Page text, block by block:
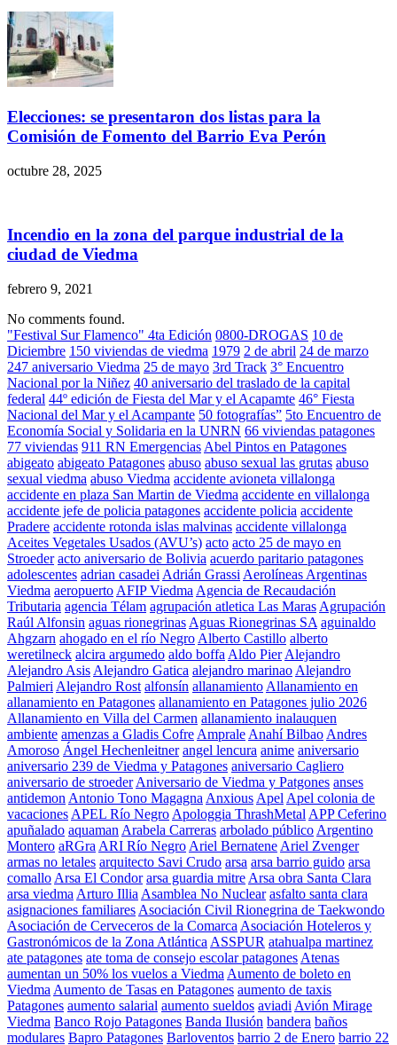
Elecciones: se presentaron dos listas para la
Comisión de Fomento del Barrio Eva Perón
octubre 28, 2025
Incendio en la zona del parque industrial de la
ciudad de Viedma
febrero 9, 2021
No comments found.
"Festival Sur Flamenco" 4ta Edición 0800-DROGAS 10 de
Diciembre 150 viviendas de viedma 1979 2 de abril 24 de marzo
247 aniversario Viedma 25 de mayo 3rd Track 3° Encuentro
Nacional por la Niñez 40 aniversario del traslado de la capital
federal 44º edición de Fiesta del Mar y el Acapamte 46° Fiesta
Nacional del Mar y el Acampante 50 fotografías” 5to Encuentro de
Economía Social y Solidaria en la UNRN 66 viviendas patagones
77 viviendas 911 RN Emergencias Abel Pintos en Patagones
abigeato abigeato Patagones abuso abuso sexual las grutas abuso
sexual viedma abuso Viedma accidente avioneta villalonga
accidente en plaza San Martin de Viedma accidente en villalonga
accidente jefe de policia patagones accidente policia accidente
Pradere accidente rotonda islas malvinas accidente villalonga
Aceites Vegetales Usados (AVU’s) acto acto 25 de mayo en
Stroeder acto aniversario de Bolivia acuerdo paritario patagones
adolescentes adrian casadei Adrián Grassi Aerolíneas Argentinas
Viedma aeropuerto AFIP Viedma Agencia de Recaudación
Tributaria agencia Télam agrupación atletica Las Maras Agrupación
Raúl Alfonsin aguas rionegrinas Aguas Rionegrinas SA aguinaldo
Ahgzarn ahogado en el río Negro Alberto Castillo alberto
weretilneck alcira argumedo aldo boffa Aldo Pier Alejandro
Alejandro Asis Alejandro Gatica alejandro marinao Alejandro
Palmieri Alejandro Rost alfonsín allanamiento Allanamiento en
allanamiento en Patagones allanamiento en Patagones julio 2026
Allanamiento en Villa del Carmen allanamiento inalauquen
ambiente amenzas a Gladis Cofre Amprale Anahí Bilbao Andres
Amoroso Ángel Hechenleitner angel lencura anime aniversario
aniversario 239 de Viedma y Patagones aniversario Cagliero
aniversario de stroeder Aniversario de Viedma y Patgones anses
antidemon Antonio Tono Magagna Anxious Apel Apel colonia de
vacaciones APEL Río Negro Apologgia ThrashMetal APP Ceferino
apuñalado aquaman Arabela Carreras arbolado público Argentino
Montero aRGra ARI Río Negro Ariel Bernatene Ariel Zvenger
armas no letales arquitecto Savi Crudo arsa arsa barrio guido arsa
comallo Arsa El Condor arsa guardia mitre Arsa obra Santa Clara
arsa viedma Arturo Illia Asamblea No Nuclear asfalto santa clara
asignaciones familiares Asociación Civil Rionegrina de Taekwondo
Asociación de Cerveceros de la Comarca Asociación Hoteleros y
Gastronómicos de la Zona Atlántica ASSPUR atahualpa martinez
ate patagones ate toma de consejo escolar patagones Atenas
aumentan un 50% los vuelos a Viedma Aumento de boleto en
Viedma Aumento de Tasas en Patagones aumento de taxis
Patagones aumento salarial aumento sueldos aviadi Avión Mirage
Viedma Banco Rojo Patagones Banda Ilusión bandera baños
modulares Bapro Patagones Barloventos barrio 2 de Enero barrio 22